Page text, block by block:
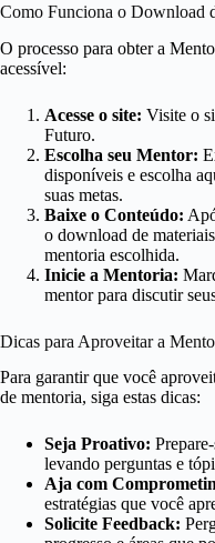
Como Funciona o Download
O processo para obter a
acessível:
Acesse o site: Visite o
Futuro.
Escolha seu Mentor:
disponíveis e escolha
suas metas.
Baixe o Conteúdo:
o download de
mentoria escolhida.
Inicie a Mentoria:
mentor para discutir
Dicas para Aproveitar a
Para garantir que você
de mentoria, siga estas dicas:
Seja Proativo:
levando perguntas e
Aja com
estratégias que você
Solicite Feedback: